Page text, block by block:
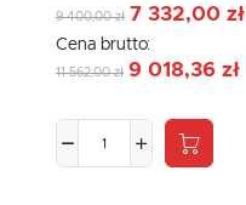
9 400,00 zł 7 332,00 zł
Cena brutto:
11 562,00 zł 9 018,36 zł